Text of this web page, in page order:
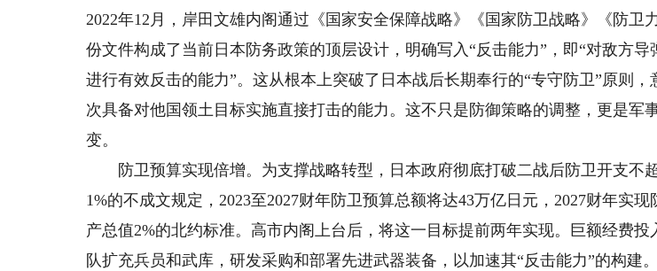
2022年12月，岸田文雄内阁通过《国家安全保障战略》《国家防卫战略》《防卫
份文件构成了当前日本防务政策的顶层设计，明确写入“反击能力”，即“对敌方导
进行有效反击的能力”。这从根本上突破了日本战后长期奉行的“专守防卫”原则，
次具备对他国领土目标实施直接打击的能力。这不只是防御策略的调整，更是军
变。
防卫预算实现倍增。为支撑战略转型，日本政府彻底打破二战后防卫开支不
1%的不成文规定，2023至2027财年防卫预算总额将达43万亿日元，2027财年实现
产总值2%的北约标准。高市内阁上台后，将这一目标提前两年实现。巨额经费投
队扩充兵员和武库，研发采购和部署先进武器装备，以加速其“反击能力”的构建。